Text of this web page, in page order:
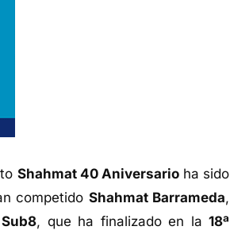
Shahmat 40 Aniversarioha sido
competido Shahmat Barrameda,
, que ha finalizado en la 18ª